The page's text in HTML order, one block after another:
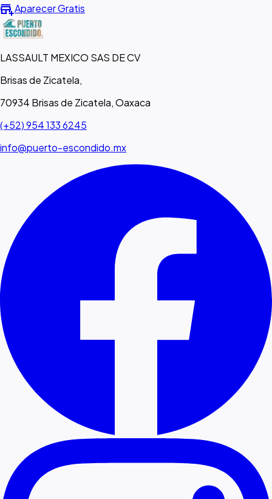
add_businessAparecer Gratis
LASSAULT MEXICO SAS DE CV
Brisas de Zicatela,
70934 Brisas de Zicatela, Oaxaca
(+52) 954 133 6245
info@puerto-escondido.mx